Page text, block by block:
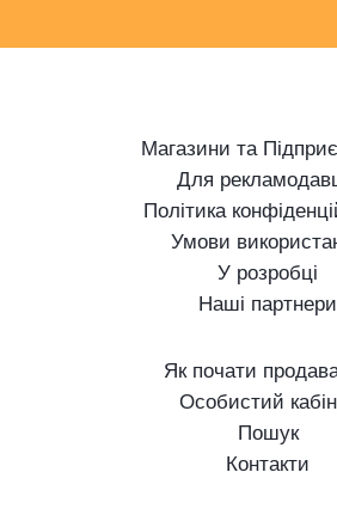
Магазини та
Для
Політика
Умови
У розробці
Наші партнери
Як почати
Особистий
Пошук
Контакти